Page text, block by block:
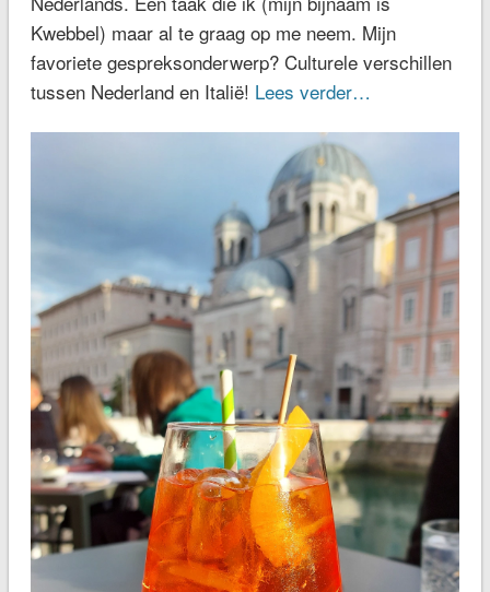
Kwebbel) maar al te graag op me neem. Mijn
favoriete gespreksonderwerp? Culturele verschillen
tussen Nederland en Italië! Lees verder…